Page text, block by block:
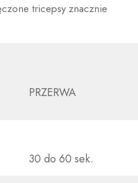
tricepsy znacznie
PRZERWA
30 do 60 sek.